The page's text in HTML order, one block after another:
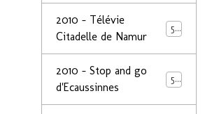
2010 - Télévie
Citadelle de Namur
50
2010 - Stop and go
d'Ecaussinnes
50